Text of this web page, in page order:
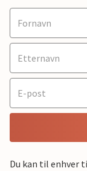
Du kan til enhver